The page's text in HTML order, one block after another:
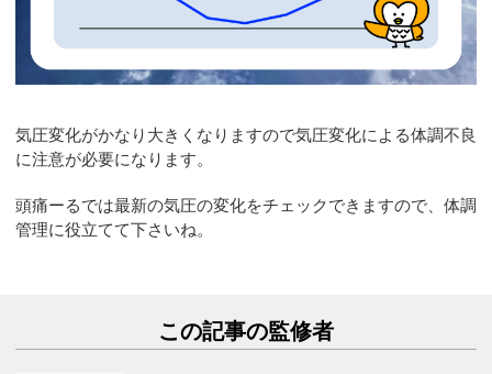
気圧変化がかなり大きくなりますので気圧変化による体調不良
に注意が必要になります。
頭痛ーるでは最新の気圧の変化をチェックできますので、体調
管理に役立てて下さいね。
この記事の監修者